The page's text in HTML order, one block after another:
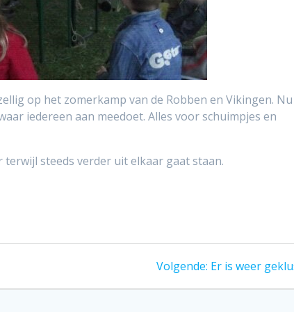
op het zomerkamp van de Robben en Vikingen. Nu
iedereen aan meedoet. Alles voor schuimpjes en
steeds verder uit elkaar gaat staan.
Volgende: Volgend
Er is weer